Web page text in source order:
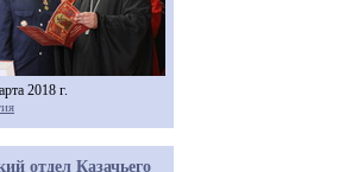
2018 г.
отдел Казачьего